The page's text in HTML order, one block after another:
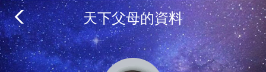
天下父母的資料